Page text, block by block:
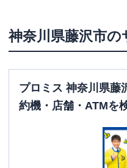
日祝：
ATM営業時間
平日：
はご利
日祝：
〇
神奈川県藤沢市の
プロミス 神奈川県藤
約機・店舗・ATMを